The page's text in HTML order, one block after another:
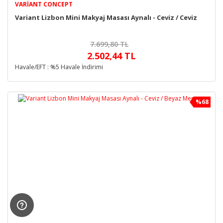
VARIANT CONCEPT
Variant Lizbon Mini Makyaj Masası Aynalı - Ceviz / Ceviz
7.699,80 TL
2.502,44 TL
Havale/EFT : %5 Havale İndirimi
%68